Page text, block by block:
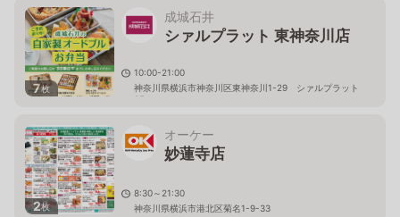
7枚
成城石井
シァルプラット 東神奈川店
10:00-21:00
神奈川県横浜市神奈川区東神奈川1-29 シァルプラット
2F
2枚
オーケー
妙蓮寺店
8:30～21:30
神奈川県横浜市港北区菊名1-9-33